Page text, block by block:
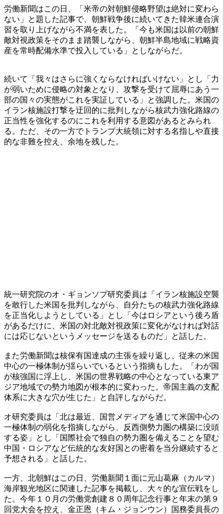
労働新聞はこの日、「米帝の対朝鮮侵略野望は絶対に変わら
ない」と題した記事で、朝鮮戦争後に続いてきた韓米連合演
習を取り上げながら不満を表した。「今も米国は以前の朝鮮
敵対視政策をそのまま踏襲しながら、朝鮮半島地域に戦略資
産を常時配備水準で投入している」としながらだ。
続いて「我々はさらに強くならなければいけない」とし「力
が弱いために侵略の対象となり、攻撃を受けて屈辱にあう一
部の国々の実態がこれを実証している」と強調した。米国の
イラン核施設打撃を迂回的に批判しながら核武力強化路線の
正当性を強化するのにこれを利用する意図があるとみられ
る。ただ、その一方でトランプ大統領に対する名指しや直接
的な非難を控え、余地を残した。
統一研究院のオ・ギョンソプ研究委員は「イラン核施設空襲
を敢行した米国を批判しながら、自分たちの核武力強化路線
を正当化しようとしている」とし「今はロシアという後ろ盾
があるだけに、米国の対北敵対視政策に変化がなければ対話
には応じないというメッセージを送るものだ」と話した。
また労働新聞は核保有国達成の主張を繰り返し、従来の米国
中心の一極体制が揺らいでいるという指摘もした。「わが国
が核強国に浮上し、米国の世界戦略の中心となっている東ア
ジア地域での勢力地図が根本的に変わった。帝国主義の支配
体系に大きな穴が生じた」と自評しながらだ。
オ研究委員は「北は最近、国営メディアを通じて米国中心の
一極体制の弱化を指摘しながら、反西側勢力圏の構築に没頭
する姿」とし「国際社会で独自の勢力圏を備えることを望む
中国・ロシアなど伝統的な友好国との密着を当分継続すると
予想される」と話した。
一方、北朝鮮はこの日、労働新聞１面に元山葛麻（カルマ）
海岸観光地区に関連した記事を掲載し、大々的な宣伝戦をし
た。今年１０月の労働党創建８０周年記念行事と年末の第９
回党大会を控え、金正恩（キム・ジョンウン）国務委員長の